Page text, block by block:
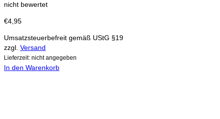
nicht bewertet
€4,95
Umsatzsteuerbefreit gemäß UStG §19
zzgl. Versand
Lieferzeit: nicht angegeben
In den Warenkorb